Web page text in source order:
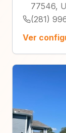
77546,
(281)
Ver